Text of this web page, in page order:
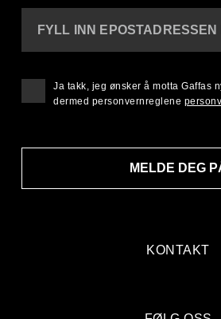
KONTAKT
FYLL INN EPOSTADRESSEN
MELDE DEG
Ja takk, jeg ønsker å motta Gaffas
dermed personvernreglene